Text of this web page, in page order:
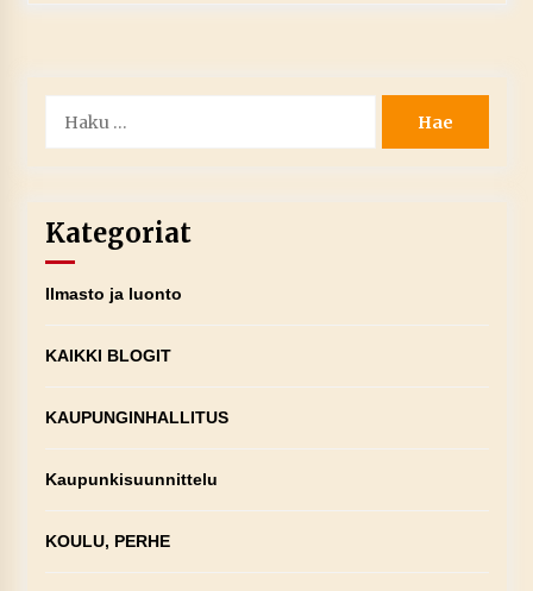
Kategoriat
Ilmasto ja luonto
KAIKKI BLOGIT
KAUPUNGINHALLITUS
Kaupunkisuunnittelu
KOULU, PERHE